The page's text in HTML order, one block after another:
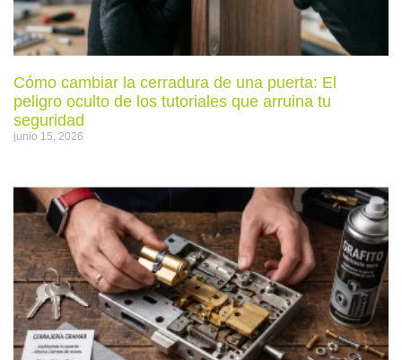
Cómo cambiar la cerradura de una puerta: El
peligro oculto de los tutoriales que arruina tu
seguridad
junio 15, 2026